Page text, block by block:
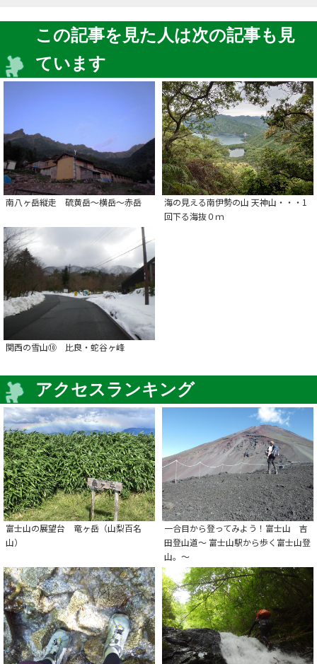
この記事を見た人は次の記事も見
ています
南八ヶ岳縦走 硫黄岳～横岳～赤岳
海の見える南伊勢の山 天神山・・・1
回下る海抜０ｍ
関西の雪山⑩ 比良・蛇谷ヶ峰
アクセスランキング
富士山の展望台 竜ヶ岳（山梨百名
山）
一合目から登ってみよう！富士山 吉
田登山道～ 富士山駅から歩く富士山登
山。～